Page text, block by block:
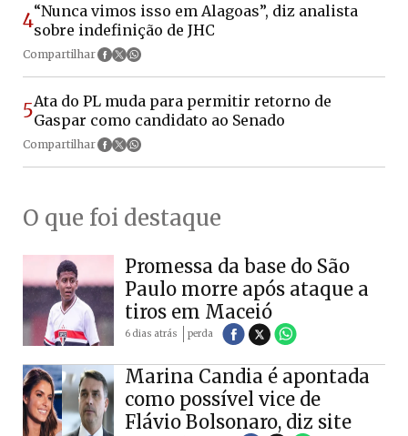
4“Nunca vimos isso em Alagoas”, diz analista
sobre indefinição de JHC
Compartilhar
5Ata do PL muda para permitir retorno de
Gaspar como candidato ao Senado
Compartilhar
O que foi destaque
Promessa da base do São
Paulo morre após ataque a
tiros em Maceió
6 dias atrás perda
Marina Candia é apontada
como possível vice de
Flávio Bolsonaro, diz site